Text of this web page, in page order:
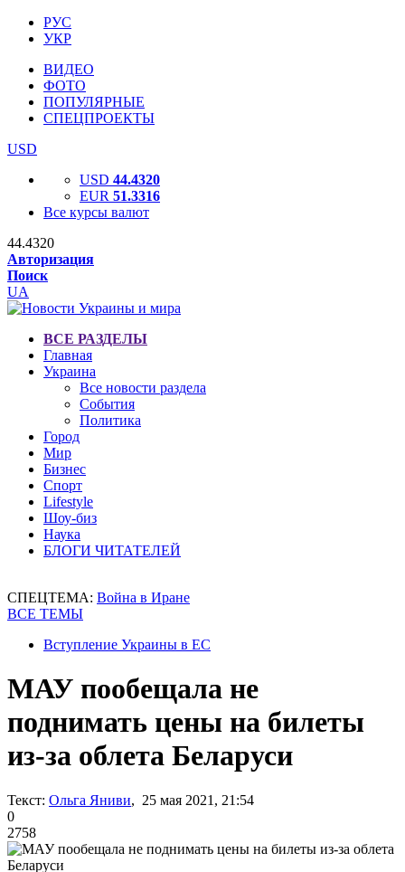
РУС
УКР
ВИДЕО
ФОТО
ПОПУЛЯРНЫЕ
СПЕЦПРОЕКТЫ
USD
USD 44.4320
EUR 51.3316
Все курсы валют
44.4320
Авторизация
Поиск
UA
ВСЕ РАЗДЕЛЫ
Главная
Украина
Все новости раздела
События
Политика
Город
Мир
Бизнес
Спорт
Lifestyle
Шоу-биз
Наука
БЛОГИ ЧИТАТЕЛЕЙ
СПЕЦТЕМА: Война в Иране
ВСЕ ТЕМЫ
Вступление Украины в ЕС
МАУ пообещала не
поднимать цены на билеты
из-за облета Беларуси
Текст: Ольга Яниви, 25 мая 2021, 21:54
0
2758